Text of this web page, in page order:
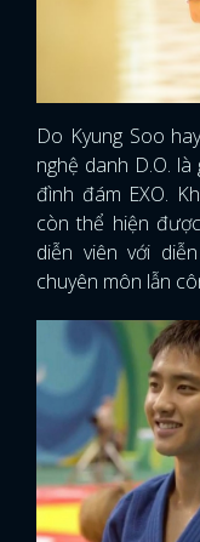
Do Kyung Soo
nghệ danh D.O.
đình đám EXO.
còn thể hiện
diễn viên với
chuyên môn lẫn